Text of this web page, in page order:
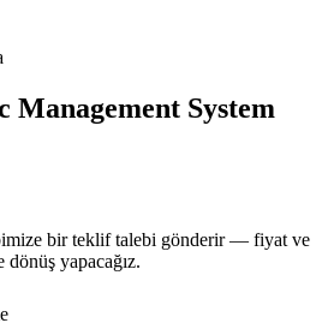
System
bir teklif talebi gönderir — fiyat ve
dönüş yapacağız.